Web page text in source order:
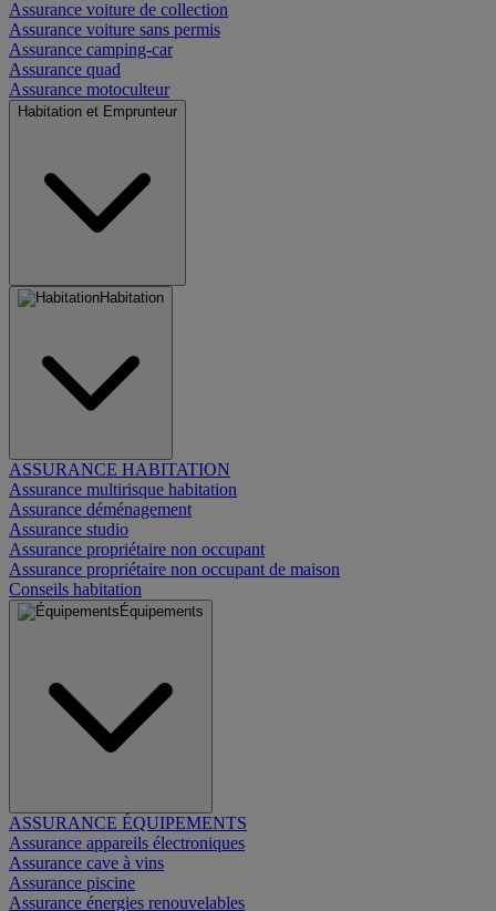
Assurance voiture de collection
Assurance voiture sans permis
Assurance camping-car
Assurance quad
Assurance motoculteur
Habitation et Emprunteur
Habitation
ASSURANCE HABITATION
Assurance multirisque habitation
Assurance déménagement
Assurance studio
Assurance propriétaire non occupant
Assurance propriétaire non occupant de maison
Conseils habitation
Équipements
ASSURANCE ÉQUIPEMENTS
Assurance appareils électroniques
Assurance cave à vins
Assurance piscine
Assurance énergies renouvelables